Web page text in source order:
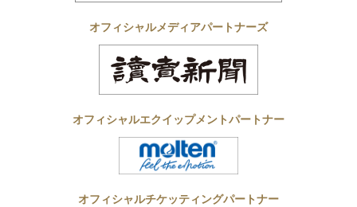
オフィシャルメディアパートナーズ
オフィシャルエクイップメントパートナー
オフィシャルチケッティングパートナー